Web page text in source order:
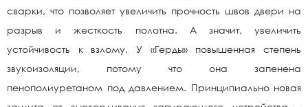
сварки, что позволяет увеличить прочность швов двери на
разрыв и жесткость полотна. А значит, увеличить
устойчивость к взлому. У «Герды» повышенная степень
звукоизоляции, потому что она запенена
пенополиуретаном под давлением. Принципиально новая